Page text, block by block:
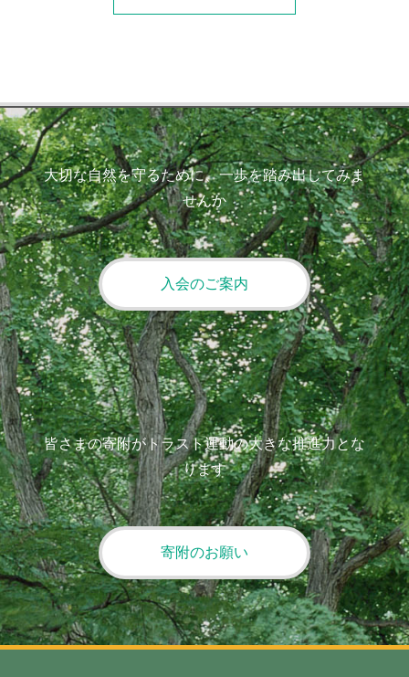
大切な自然を守るために、一歩を踏み出してみま
せんか
入会のご案内
皆さまの寄附がトラスト運動の大きな推進力とな
ります
寄附のお願い